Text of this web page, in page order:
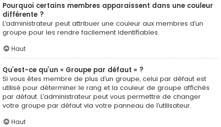
Pourquoi certains membres apparaissent dans une couleur
différente ?
L’administrateur peut attribuer une couleur aux membres d’un
groupe pour les rendre facilement identifiables.
Haut
Qu’est-ce qu’un « Groupe par défaut » ?
Si vous êtes membre de plus d’un groupe, celui par défaut est
utilisé pour déterminer le rang et la couleur de groupe affichés
par défaut. L’administrateur peut vous permettre de changer
votre groupe par défaut via votre panneau de l’utilisateur.
Haut